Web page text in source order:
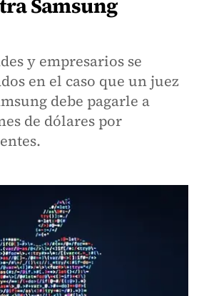
Samsung
y empresarios se
en el caso que un juez
debe pagarle a
de dólares por